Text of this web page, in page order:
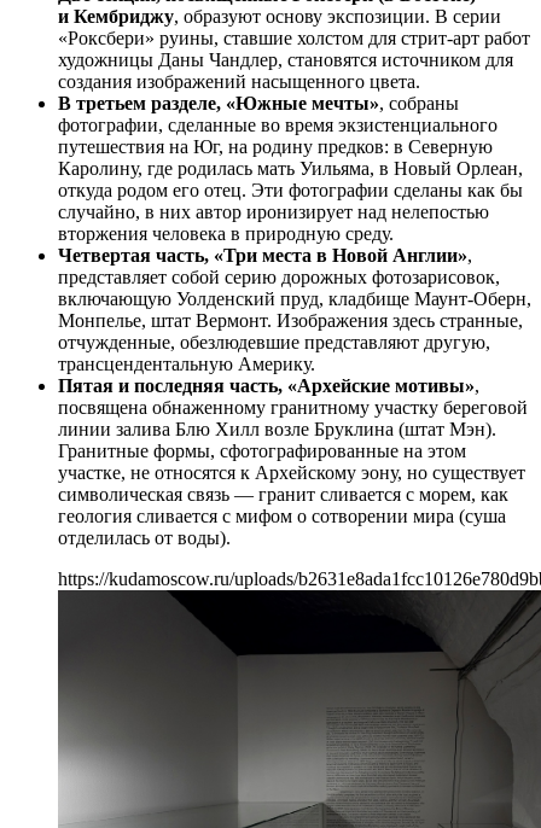
и Кембриджу, образуют основу экспозиции. В серии
«Роксбери» руины, ставшие холстом для стрит-арт работ
художницы Даны Чандлер, становятся источником для
создания изображений насыщенного цвета.
В третьем разделе, «Южные мечты», собраны
фотографии, сделанные во время экзистенциального
путешествия на Юг, на родину предков: в Северную
Каролину, где родилась мать Уильяма, в Новый Орлеан,
откуда родом его отец. Эти фотографии сделаны как бы
случайно, в них автор иронизирует над нелепостью
вторжения человека в природную среду.
Четвертая часть, «Три места в Новой Англии»,
представляет собой серию дорожных фотозарисовок,
включающую Уолденский пруд, кладбище Маунт-Оберн,
Монпелье, штат Вермонт. Изображения здесь странные,
отчужденные, обезлюдевшие представляют другую,
трансцендентальную Америку.
Пятая и последняя часть, «Архейские мотивы»,
посвящена обнаженному гранитному участку береговой
линии залива Блю Хилл возле Бруклина (штат Мэн).
Гранитные формы, сфотографированные на этом
участке, не относятся к Архейскому эону, но существует
символическая связь — гранит сливается с морем, как
геология сливается с мифом о сотворении мира (суша
отделилась от воды).
https://kudamoscow.ru/uploads/